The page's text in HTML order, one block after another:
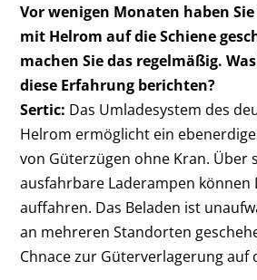
Vor wenigen Monaten haben
mit ­Helrom auf die Schiene
machen Sie das regelmäßig.
diese Erfahrung berichten?
Sertic: Das Umladesystem des
Helrom ­ermöglicht ein
von Güterzügen ohne Kran. Über
ausfahrbare Laderampen können
auffahren. Das Beladen ist
an mehreren Standorten
Chnace zur Güterverlagerung auf